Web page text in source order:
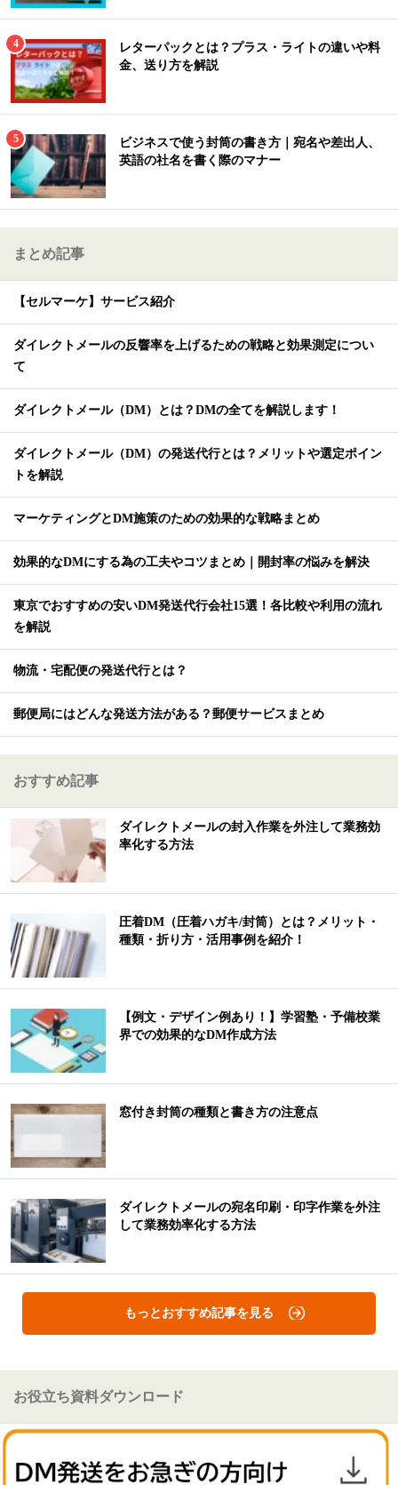
レターパックとは？プラス・ライトの違いや料
金、送り方を解説
ビジネスで使う封筒の書き方｜宛名や差出人、
英語の社名を書く際のマナー
まとめ記事
【セルマーケ】サービス紹介
ダイレクトメールの反響率を上げるための戦略と効果測定につい
て
ダイレクトメール（DM）とは？DMの全てを解説します！
ダイレクトメール（DM）の発送代行とは？メリットや選定ポイン
トを解説
マーケティングとDM施策のための効果的な戦略まとめ
効果的なDMにする為の工夫やコツまとめ｜開封率の悩みを解決
東京でおすすめの安いDM発送代行会社15選！各比較や利用の流れ
を解説
物流・宅配便の発送代行とは？
郵便局にはどんな発送方法がある？郵便サービスまとめ
おすすめ記事
ダイレクトメールの封入作業を外注して業務効
率化する方法
圧着DM（圧着ハガキ/封筒）とは？メリット・
種類・折り方・活用事例を紹介！
【例文・デザイン例あり！】学習塾・予備校業
界での効果的なDM作成方法
窓付き封筒の種類と書き方の注意点
ダイレクトメールの宛名印刷・印字作業を外注
して業務効率化する方法
もっとおすすめ記事を見る
お役立ち資料ダウンロード